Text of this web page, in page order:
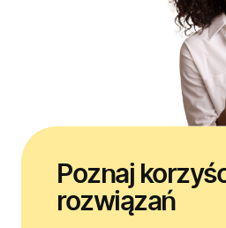
Firma
Produkty
Poznaj
rozwiązań